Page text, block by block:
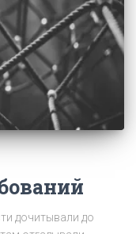
дочитывали до